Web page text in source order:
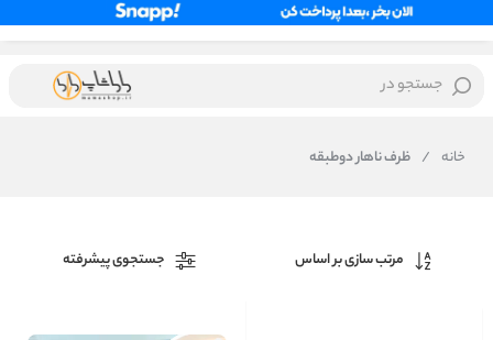
جستجو در
خانه / ظرف ناهار دوطبقه
مرتب سازی بر اساس جستجوی پیشرفته